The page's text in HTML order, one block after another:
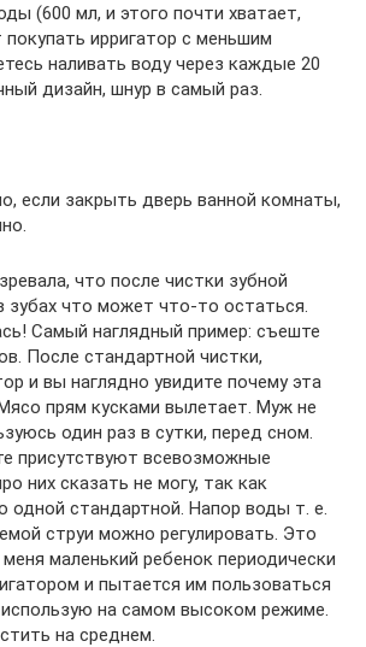
(600 мл, и этого почти хватает,
ирригатор с меньшим
наливать воду через каждые 20
дизайн, шнур в самый раз.
если закрыть дверь ванной комнаты,
что после чистки зубной
что может что-то остаться.
Самый наглядный пример: съеште
После стандартной чистки,
и вы наглядно увидите почему эта
прям кусками вылетает. Муж не
один раз в сутки, перед сном.
присутствуют всевозможные
них сказать не могу, так как
одной стандартной. Напор воды т. е.
струи можно регулировать. Это
маленький ребенок периодически
и пытается им пользоваться
на самом высоком режиме.
на среднем.